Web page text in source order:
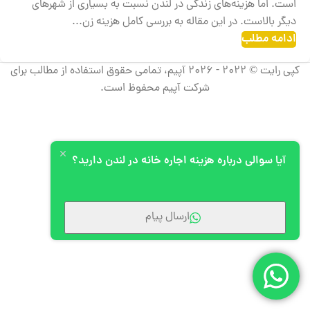
است. اما هزینه‌های زندگی در لندن نسبت به بسیاری از شهرهای
دیگر بالاست. در این مقاله به بررسی کامل هزینه‌ زن...
ادامه مطلب
کپی رایت © 2022 - 2026 آپیم، تمامی حقوق استفاده از مطالب برای
شرکت آپیم محفوظ است.
آیا سوالی درباره هزینه اجاره خانه در لندن دارید؟
ارسال پیام